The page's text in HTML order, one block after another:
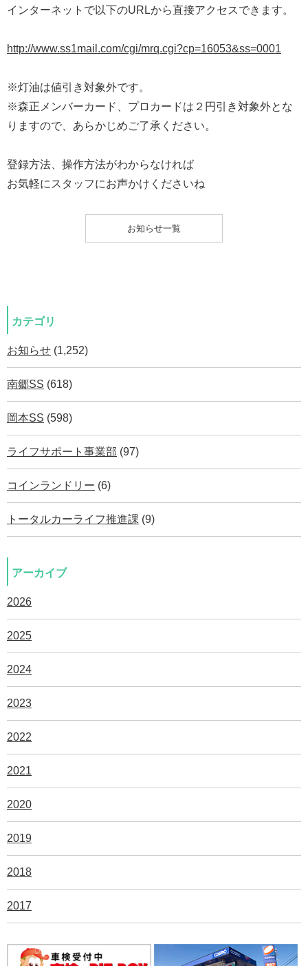
インターネットで以下のURLから直接アクセスできます。
http://www.ss1mail.com/cgi/mrq.cgi?cp=16053&ss=0001
※灯油は値引き対象外です。
※森正メンバーカード、プロカードは２円引き対象外とな
りますので、あらかじめご了承ください。
登録方法、操作方法がわからなければ
お気軽にスタッフにお声かけくださいね
お知らせ一覧
カテゴリ
お知らせ (1,252)
南郷SS (618)
岡本SS (598)
ライフサポート事業部 (97)
コインランドリー (6)
トータルカーライフ推進課 (9)
アーカイブ
2026
2025
2024
2023
2022
2021
2020
2019
2018
2017